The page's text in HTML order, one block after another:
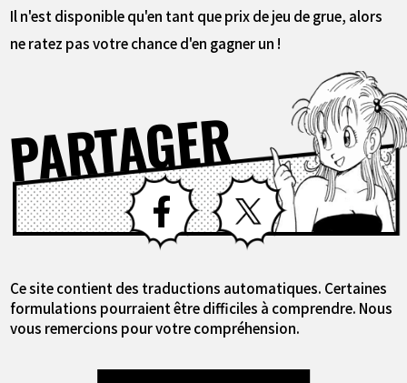
Il n'est disponible qu'en tant que prix de jeu de grue, alors
ne ratez pas votre chance d'en gagner un !
PARTAGERFacebook X
Ce site contient des traductions automatiques. Certaines
formulations pourraient être difficiles à comprendre. Nous
vous remercions pour votre compréhension.